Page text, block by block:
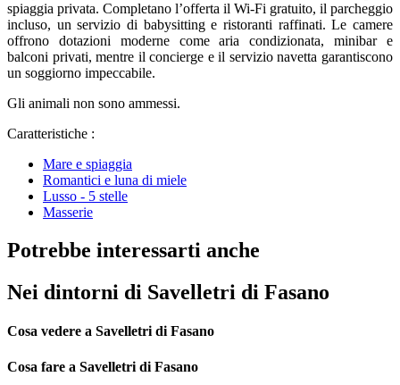
spiaggia privata. Completano l’offerta il Wi-Fi gratuito, il parcheggio
incluso, un servizio di babysitting e ristoranti raffinati. Le camere
offrono dotazioni moderne come aria condizionata, minibar e
balconi privati, mentre il concierge e il servizio navetta garantiscono
un soggiorno impeccabile.
Gli animali non sono ammessi.
Caratteristiche :
Mare e spiaggia
Romantici e luna di miele
Lusso - 5 stelle
Masserie
Potrebbe interessarti anche
Nei dintorni di Savelletri di Fasano
Cosa vedere a Savelletri di Fasano
Cosa fare a Savelletri di Fasano